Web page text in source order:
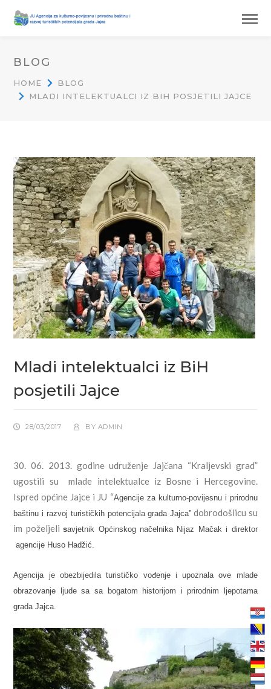
BLOG
HOME
BLOG
MLADI INTELEKTUALCI IZ BIH POSJETILI JAJCE
Mladi intelektualci iz BiH
posjetili Jajce
28/03/2017 BY ADMIN
30. 06. 2013. godine udruženje Jajčana “Kraljevski grad”
ugostili su mlade intelektualce iz Bosne i Hercegovine.
Ispred općine Jajce i JU “Agencije za kulturno-povijesnu i prirodnu
baštinu i razvoj turističkih potencijala grada Jajca” dobrodošlicu su
im poželjeli savjetnik Općinskog načelnika Nijaz Mačak i direktor
agencije Huso Hadžić.
Agencija je obezbijedila turističko vođenje i upoznala ove mlade
obrazovanje ljude sa sa bogatom historijom i prirodnim ljepotama
grada Jajca.